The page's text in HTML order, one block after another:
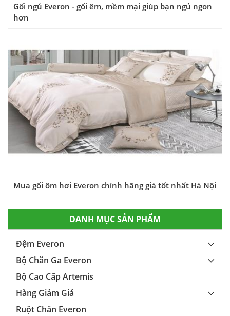
DANH MỤC SẢN PHẨM
Đệm Everon
Bộ Chăn Ga Everon
Bộ Cao Cấp Artemis
Hàng Giảm Giá
Ruột Chăn Everon
Gối ngủ Everon - gối êm, mềm mại giúp bạn ngủ ngon
hơn
Mua gối ôm hơi Everon chính hãng giá tốt nhất Hà Nội